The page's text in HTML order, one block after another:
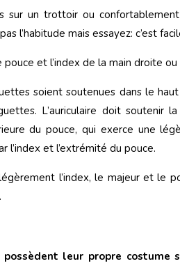
sur un trottoir ou
l’habitude mais essayez: c’est
et l’index de la main droite
soient soutenues dans le
L’auriculaire doit soutenir
du pouce, qui exerce une
l’index et l’extrémité du pouce.
l’index, le majeur et le
leur propre costume